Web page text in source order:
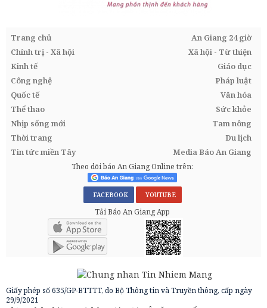
Trang chủ
An Giang 24 giờ
Chính trị - Xã hội
Xã hội - Từ thiện
Kinh tế
Giáo dục
Công nghệ
Pháp luật
Quốc tế
Văn hóa
Thể thao
Sức khỏe
Nhịp sống mới
Tam nông
Thời trang
Du lịch
Tin tức miền Tây
Media Báo An Giang
Theo dõi báo An Giang Online trên:
FACEBOOK YOUTUBE
Tải Báo An Giang App
Giấy phép số 635/GP-BTTTT, do Bộ Thông tin và Truyền thông, cấp ngày
29/9/2021